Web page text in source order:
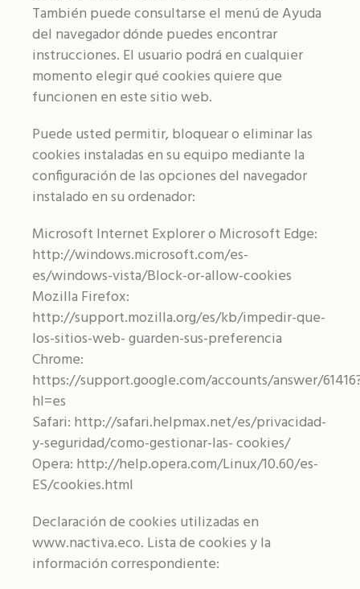
También puede consultarse el menú de Ayuda
del navegador dónde puedes encontrar
instrucciones. El usuario podrá en cualquier
momento elegir qué cookies quiere que
funcionen en este sitio web.
Puede usted permitir, bloquear o eliminar las
cookies instaladas en su equipo mediante la
configuración de las opciones del navegador
instalado en su ordenador:
Microsoft Internet Explorer o Microsoft Edge:
http://windows.microsoft.com/es-
es/windows-vista/Block-or-allow-cookies
Mozilla Firefox:
http://support.mozilla.org/es/kb/impedir-que-
los-sitios-web- guarden-sus-preferencia
Chrome:
https://support.google.com/accounts/answer/
hl=es
Safari: http://safari.helpmax.net/es/privacidad-
y-seguridad/como-gestionar-las- cookies/
Opera: http://help.opera.com/Linux/10.60/es-
ES/cookies.html
Declaración de cookies utilizadas en
www.nactiva.eco. Lista de cookies y la
información correspondiente: